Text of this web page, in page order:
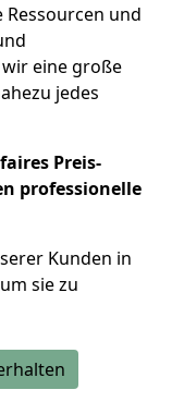
und
eine große
jedes
Preis-
professionelle
Kunden in
sie zu